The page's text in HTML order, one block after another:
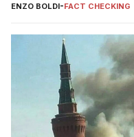
ENZO BOLDI-FACT CHECKING